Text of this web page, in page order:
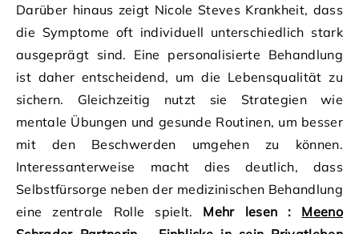
Darüber hinaus zeigt Nicole Steves Krankheit, dass
die Symptome oft individuell unterschiedlich stark
ausgeprägt sind. Eine personalisierte Behandlung
ist daher entscheidend, um die Lebensqualität zu
sichern. Gleichzeitig nutzt sie Strategien wie
mentale Übungen und gesunde Routinen, um besser
mit den Beschwerden umgehen zu können.
Interessanterweise macht dies deutlich, dass
Selbstfürsorge neben der medizinischen Behandlung
eine zentrale Rolle spielt. Mehr lesen : Meeno